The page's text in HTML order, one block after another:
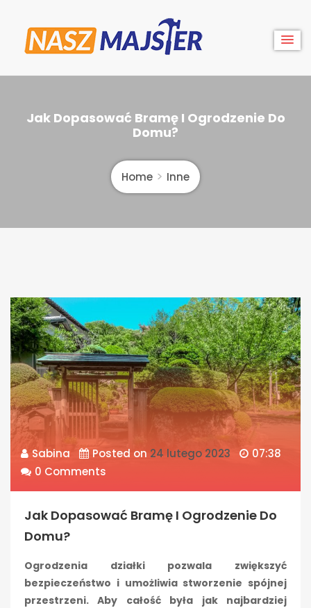
content
Nasz
Majster
Jak Dopasować Bramę I Ogrodzenie Do
Domu?
Home Inne
Sabina Posted on 24 lutego 2023
07:38
0 Comments
Jak Dopasować Bramę I Ogrodzenie Do
Domu?
Ogrodzenia działki pozwala zwiększyć
bezpieczeństwo i umożliwia stworzenie spójnej
przestrzeni. Aby całość była jak najbardziej